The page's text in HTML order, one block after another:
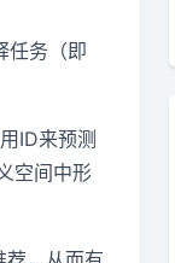
任务（即
ID来预测
空间中形